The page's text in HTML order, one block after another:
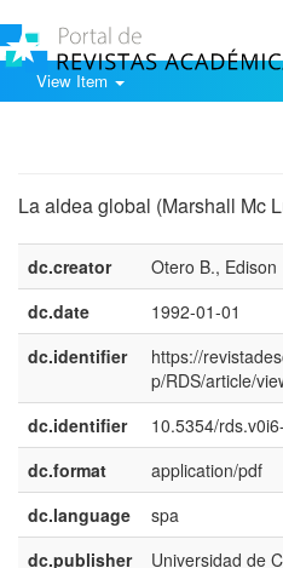
View Item
La aldea global (Marshall Mc
dc.creator
Otero B., Edison
dc.date
1992-01-01
dc.identifier
https://
p/RDS/article/
dc.identifier
10.5354/
dc.format
application/pdf
dc.language
spa
dc.publisher
Universidad de